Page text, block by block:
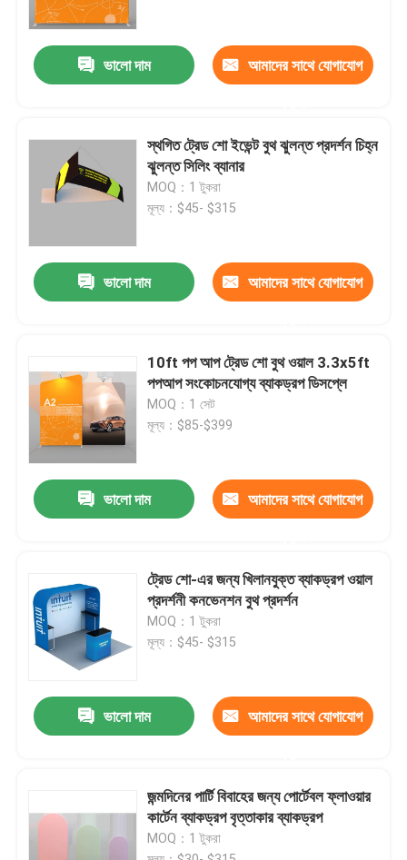
পণ্য
ভিডিও
আমাদের সম্পর্কে
মান নিয়ন্ত্রণ
খবর
ভালো দাম আমাদের সাথে যোগাযোগ
স্থগিত ট্রেড শো ইভেন্ট বুথ ঝুলন্ত প্রদর্শন চিহ্ন
ঝুলন্ত সিলিং ব্যানার
MOQ：1 টুকরা
মূল্য：$45- $315
ভালো দাম আমাদের সাথে যোগাযোগ
10ft পপ আপ ট্রেড শো বুথ ওয়াল 3.3x5ft
পপআপ সংকোচনযোগ্য ব্যাকড্রপ ডিসপ্লে
MOQ：1 সেট
মূল্য：$85-$399
ভালো দাম আমাদের সাথে যোগাযোগ
ট্রেড শো-এর জন্য খিলানযুক্ত ব্যাকড্রপ ওয়াল
প্রদর্শনী কনভেনশন বুথ প্রদর্শন
MOQ：1 টুকরা
মূল্য：$45- $315
ভালো দাম আমাদের সাথে যোগাযোগ
জন্মদিনের পার্টি বিবাহের জন্য পোর্টেবল ফ্লাওয়ার
কার্টেন ব্যাকড্রপ বৃত্তাকার ব্যাকড্রপ
MOQ：1 টুকরা